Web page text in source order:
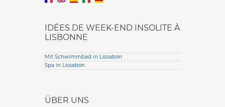
IDÉES DE WEEK-END INSOLITE À
LISBONNE
Mit Schwimmbad in Lissabon
Spa in Lissabon
ÜBER UNS